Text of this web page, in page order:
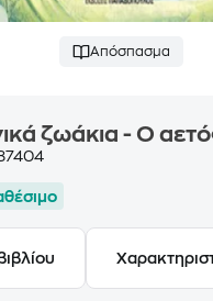
Απόσπασμα
ζωάκια - Ο